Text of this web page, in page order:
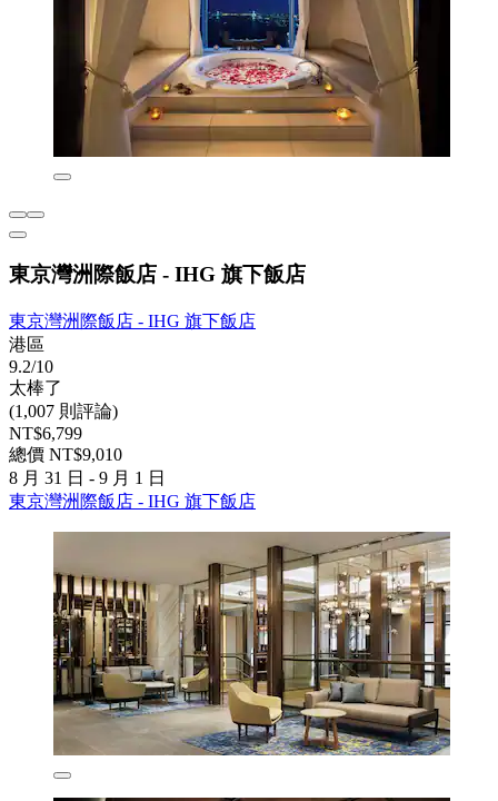
東京灣洲際飯店 - IHG 旗下飯店
東京灣洲際飯店 - IHG 旗下飯店
港區
9.2/10
太棒了
(1,007 則評論)
NT$6,799
總價 NT$9,010
8 月 31 日 - 9 月 1 日
東京灣洲際飯店 - IHG 旗下飯店